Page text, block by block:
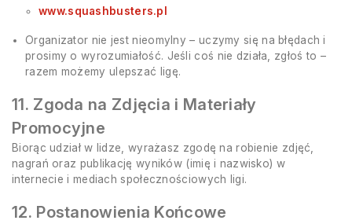
www.squashbusters.pl
Organizator nie jest nieomylny – uczymy się na błędach i
prosimy o wyrozumiałość. Jeśli coś nie działa, zgłoś to –
razem możemy ulepszać ligę.
11. Zgoda na Zdjęcia i Materiały
Promocyjne
Biorąc udział w lidze, wyrażasz zgodę na robienie zdjęć,
nagrań oraz publikację wyników (imię i nazwisko) w
internecie i mediach społecznościowych ligi.
12. Postanowienia Końcowe